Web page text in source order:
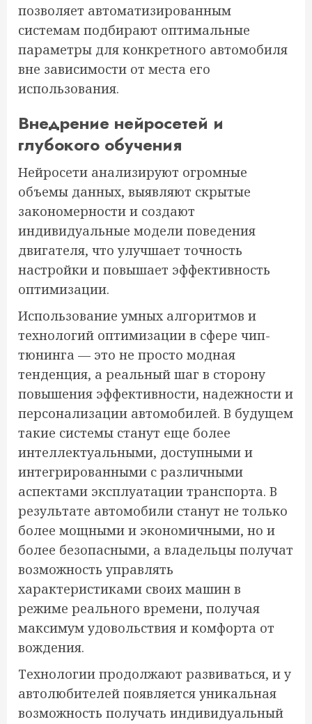
позволяет автоматизированным
системам подбирают оптимальные
параметры для конкретного автомобиля
вне зависимости от места его
использования.
Внедрение нейросетей и
глубокого обучения
Нейросети анализируют огромные
объемы данных, выявляют скрытые
закономерности и создают
индивидуальные модели поведения
двигателя, что улучшает точность
настройки и повышает эффективность
оптимизации.
Использование умных алгоритмов и
технологий оптимизации в сфере чип-
тюнинга — это не просто модная
тенденция, а реальный шаг в сторону
повышения эффективности, надежности и
персонализации автомобилей. В будущем
такие системы станут еще более
интеллектуальными, доступными и
интегрированными с различными
аспектами эксплуатации транспорта. В
результате автомобили станут не только
более мощными и экономичными, но и
более безопасными, а владельцы получат
возможность управлять
характеристиками своих машин в
режиме реального времени, получая
максимум удовольствия и комфорта от
вождения.
Технологии продолжают развиваться, и у
автолюбителей появляется уникальная
возможность получать индивидуальный